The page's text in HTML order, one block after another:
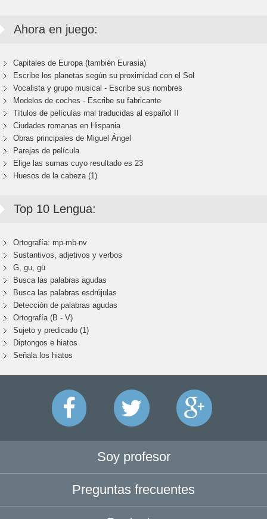
Ahora en juego:
Capitales de Europa (también Eurasia)
Escribe los planetas según su proximidad con el Sol
Vocalista y grupo musical - Escribe sus nombres
Modelos de coches - Escribe su fabricante
Títulos de películas mal traducidas al español II
Ciudades romanas en Hispania
Obras principales de Miguel Ángel
Parejas de película
Elige las sumas cuyo resultado es 23
Huesos de la cabeza (1)
Top 10 Lengua:
Ortografía: mp-mb-nv
Sustantivos, adjetivos y verbos
G, gu, gü
Busca las palabras agudas
Busca las palabras esdrújulas
Detección de palabras agudas
Ortografía (B - V)
Sujeto y predicado (1)
Diptongos e hiatos
Señala los hiatos
Soy profesor
Preguntas frecuentes